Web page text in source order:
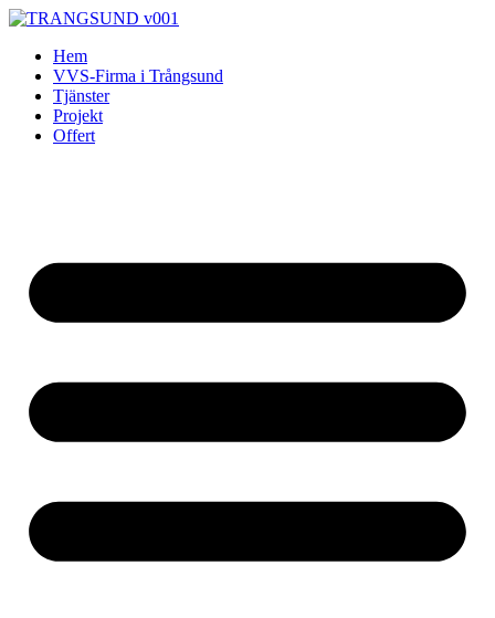
Skip
contentHem
VVS-Firma i Trångsund
Tjänster
Projekt
Offert